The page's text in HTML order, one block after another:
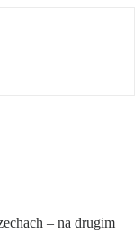
– na drugim